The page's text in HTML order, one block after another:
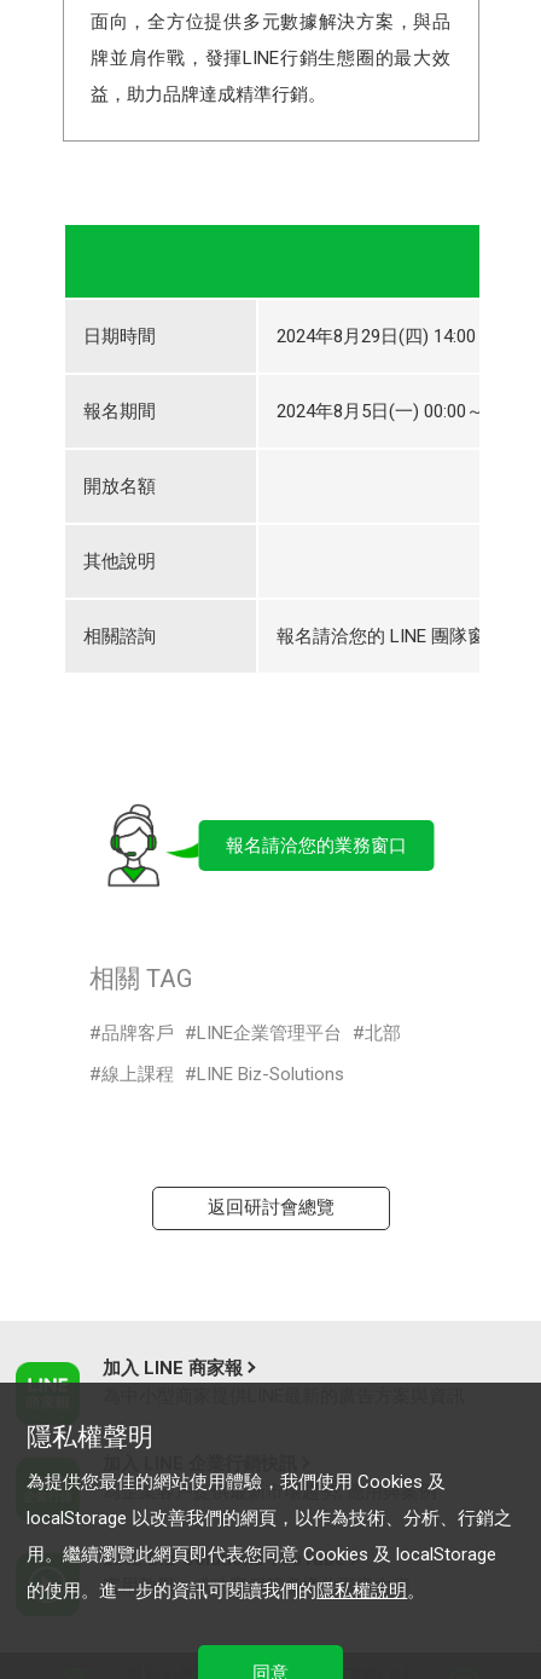
面向，全方位提供多元數據解決方案，與品
牌並肩作戰，發揮LINE行銷生態圈的最大效
益，助力品牌達成精準行銷。
日期時間 2024年8月29日(四) 14:00～2024
報名期間 2024年8月5日(一) 00:00～2024
開放名額
其他說明
相關諮詢 報名請洽您的 LINE 團隊窗口
報名請洽您的業務窗口
相關 TAG
品牌客戶 LINE企業管理平台
北部
線上課程
LINE Biz-Solutions
返回研討會總覽
加入 LINE 商家報
為企業客戶提供最新市場趨勢, 應用與案例
LINE Biz-Solutions YouTube
實用教學、成功案例等多樣化影音內容
隱私權聲明
為提供您最佳的網站使用體驗，我們使用 Cookies 及
localStorage 以改善我們的網頁，以作為技術、分析、行銷之
用。繼續瀏覽此網頁即代表您同意 Cookies 及 localStorage
的使用。進一步的資訊可閱讀我們的隱私權說明。
同意